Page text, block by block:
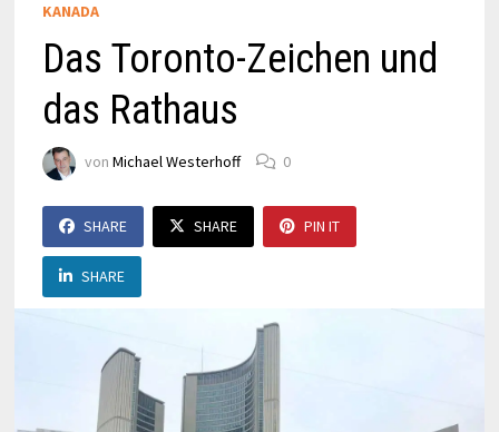
KANADA
Das Toronto-Zeichen und
das Rathaus
von Michael Westerhoff 0
SHARE SHARE PIN IT
SHARE